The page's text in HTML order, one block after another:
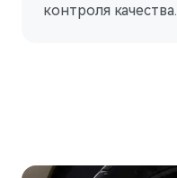
контроля качества.